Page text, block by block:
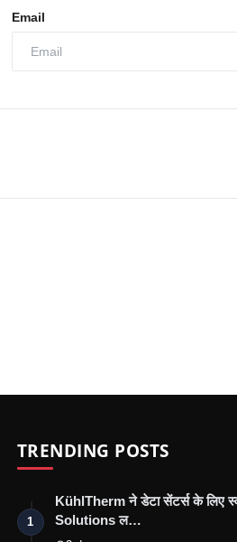
Email
TRENDING POSTS
1
KühlTherm ने डेटा सेंटर्स के लिए
Solutions ल…